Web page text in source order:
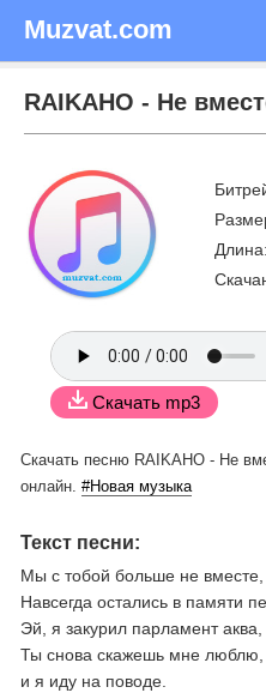
Muzvat.com
RAIKAHO - Не
Скачать mp3
Скачать песню RAIKAHO - Не
онлайн. #Новая музыка
Текст песни:
Мы с тобой больше не вместе,
Навсегда остались в памяти
Эй, я закурил парламент
Ты снова скажешь мне люблю,
и я иду на поводе.